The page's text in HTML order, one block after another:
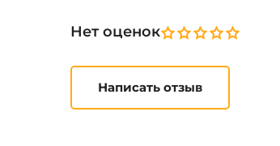
Нет оценок
Написать отзыв